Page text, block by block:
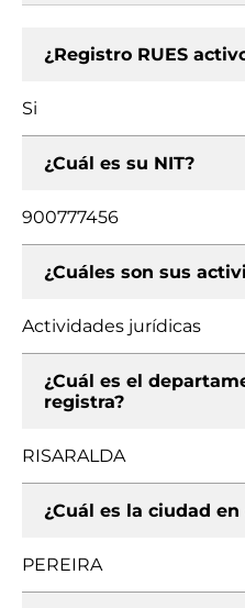
¿Registro RUES
Si
¿Cuál es su NIT?
900777456
¿Cuáles son sus
Actividades jurídicas
¿Cuál es el
registra?
RISARALDA
¿Cuál es la ciudad
PEREIRA